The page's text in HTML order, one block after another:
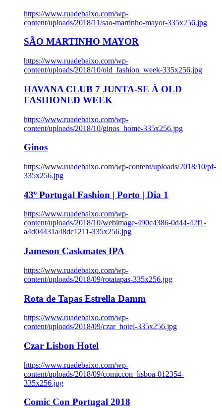
https://www.ruadebaixo.com/wp-
content/uploads/2018/11/sao-martinho-mayor-335x256.jpg
SÃO MARTINHO MAYOR
https://www.ruadebaixo.com/wp-
content/uploads/2018/10/old_fashion_week-335x256.jpg
HAVANA CLUB 7 JUNTA-SE À OLD
FASHIONED WEEK
https://www.ruadebaixo.com/wp-
content/uploads/2018/10/ginos_home-335x256.jpg
Ginos
https://www.ruadebaixo.com/wp-content/uploads/2018/10/pf-
335x256.jpg
43º Portugal Fashion | Porto | Dia 1
https://www.ruadebaixo.com/wp-
content/uploads/2018/10/webimage-490c4386-0d44-42f1-
a4d04431a48dc1211-335x256.jpg
Jameson Caskmates IPA
https://www.ruadebaixo.com/wp-
content/uploads/2018/09/rotatapas-335x256.jpg
Rota de Tapas Estrella Damm
https://www.ruadebaixo.com/wp-
content/uploads/2018/09/czar_hotel-335x256.jpg
Czar Lisbon Hotel
https://www.ruadebaixo.com/wp-
content/uploads/2018/09/comiccon_lisboa-012354-
335x256.jpg
Comic Con Portugal 2018